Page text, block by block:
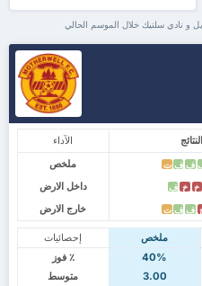
و نادي سلتيك خلال الموسم الحالي
الآداء النتائج
ملخص
ف ف ت
داخل الارض خ خ ف
خارج الارض ف ف ت
إحصائيات ملخص
٪ فوز
40%
متوسط
3.00